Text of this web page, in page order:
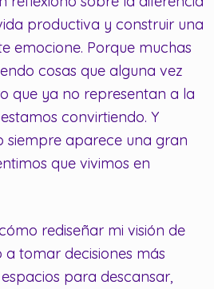
productiva y construir una
emocione. Porque muchas
cosas que alguna vez
que ya no representan a la
convirtiendo. Y
siempre aparece una gran
que vivimos en
rediseñar mi visión de
tomar decisiones más
para descansar,